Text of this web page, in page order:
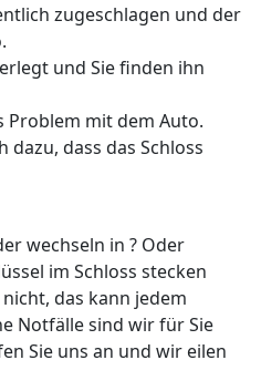
zugeschlagen und der
und Sie finden ihn
Problem mit dem Auto.
dass das Schloss
wechseln in ? Oder
im Schloss stecken
das kann jedem
Notfälle sind wir für Sie
Sie uns an und wir eilen